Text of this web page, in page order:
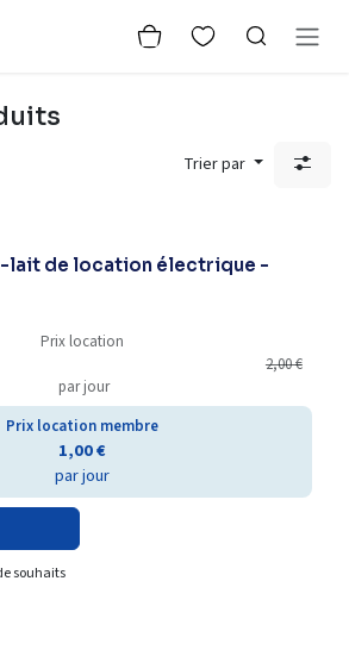
Trier par
lait de location électrique -
Prix location
2,00€
par jour
Prix location membre
1,00€
par jour
souhaits